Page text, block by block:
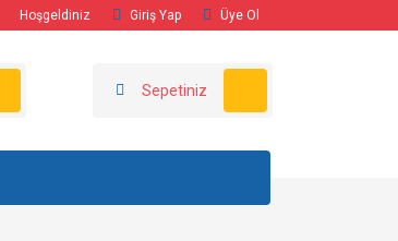
Hoşgeldiniz Giriş Yap Üye Ol
Sepetiniz